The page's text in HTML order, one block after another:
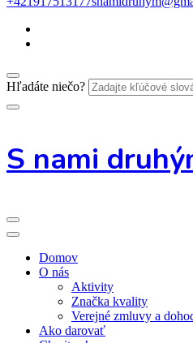
Hľadáte niečo?
S nami
Domov
O nás
Aktivity
Značka kvality
Verejné zmluvy a
Ako darovať